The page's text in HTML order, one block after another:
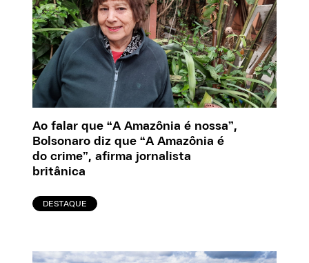
Ao falar que “A Amazônia é nossa”,
Bolsonaro diz que “A Amazônia é
do crime”, afirma jornalista
britânica
DESTAQUE